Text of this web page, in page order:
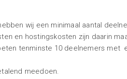
wij een minimaal aantal
en hostingskosten zijn daarin
tenminste 10 deelnemers met
meedoen.